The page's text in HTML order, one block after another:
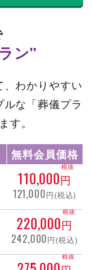
ン"
わかりやすい
な「葬儀プラ
す。
無料会員価格
110,000円
税抜
121,000円(税込)
220,000円
税抜
242,000円(税込)
税抜